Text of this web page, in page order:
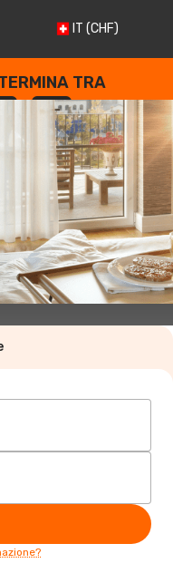
IT (CHF)
TRA
--
SECONDI